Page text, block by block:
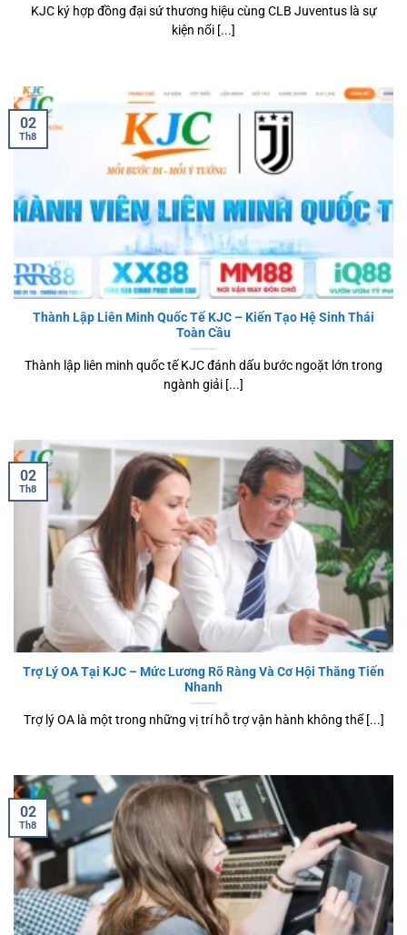
KJC ký hợp đồng đại sứ thương hiệu cùng CLB Juventus là sự
kiện nổi [...]
Thành Lập Liên Minh Quốc Tế KJC – Kiến Tạo Hệ Sinh Thái
Toàn Cầu
Thành lập liên minh quốc tế KJC đánh dấu bước ngoặt lớn trong
ngành giải [...]
02
Th8
Trợ Lý OA Tại KJC – Mức Lương Rõ Ràng Và Cơ Hội Thăng Tiến
Nhanh
Trợ lý OA là một trong những vị trí hỗ trợ vận hành không thể [...]
02
Th8
02
Th8